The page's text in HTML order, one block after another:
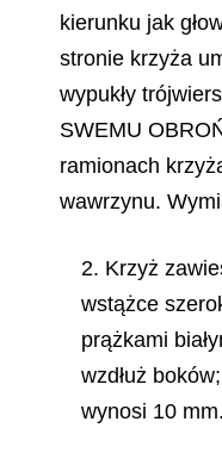
kierunku jak
stronie krzyża
wypukły
SWEMU
ramionach
wawrzynu.
2. Krzyż
wstążce
prążkami
wzdłuż
wynosi 10 mm.